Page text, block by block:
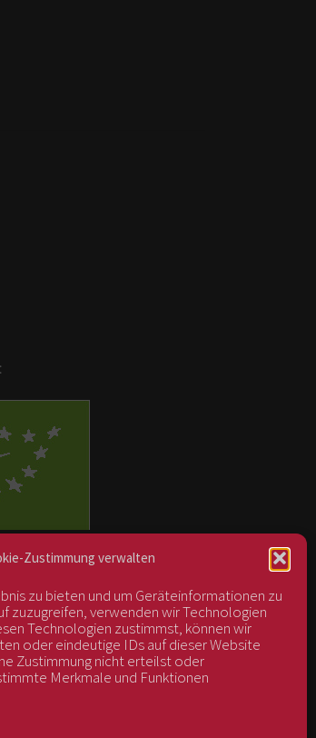
Zustimmung verwalten
zu bieten und um Geräteinformationen zu
zuzugreifen, verwenden wir Technologien
Technologien zustimmst, können wir
oder eindeutige IDs auf dieser Website
Zustimmung nicht erteilst oder
Merkmale und Funktionen